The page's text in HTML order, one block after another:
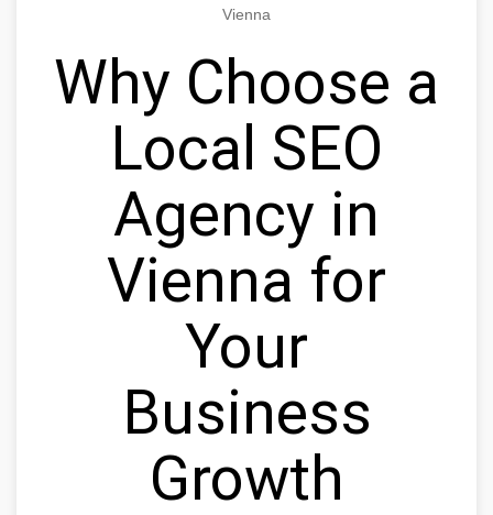
Vienna
Why Choose a
Local SEO
Agency in
Vienna for
Your
Business
Growth